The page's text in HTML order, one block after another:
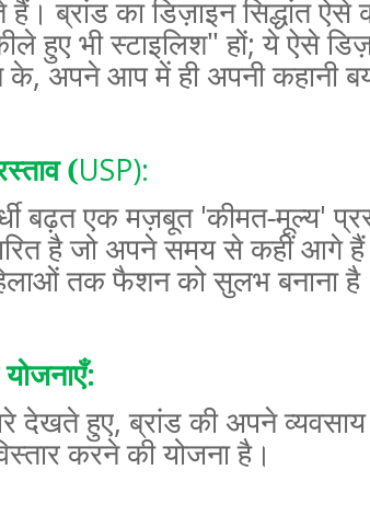
हैं। ब्रांड का डिज़ाइन सिद्धांत
हुए भी स्टाइलिश" हों;ये ऐसे
के,अपने आप में ही अपनी कहानी
(USP):
बढ़त एक मज़बूत 'कीमत-मूल्य'
है जो अपने समय से कहीं आगे
तक फैशन को सुलभ बनाना
योजनाएँ:
देखते हुए,ब्रांड की अपने
करने की योजना है।